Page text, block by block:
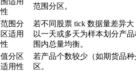
性
范围分区。
范围分
区适用
性
若不同股票 tick 数据量差异
以一天或多天为样本划分产
围内总量均衡。
值分区
适用性
若产品个数较少（如期货品
区。